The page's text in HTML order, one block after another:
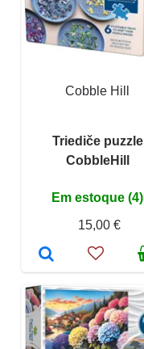
Cobble Hill
Triediče puzzle
CobbleHill
Em estoque (4)
15,00 €